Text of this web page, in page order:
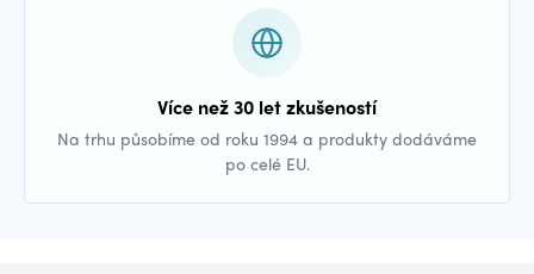
Více než 30 let zkušeností
Na trhu působíme od roku 1994 a produkty dodáváme
po celé EU.